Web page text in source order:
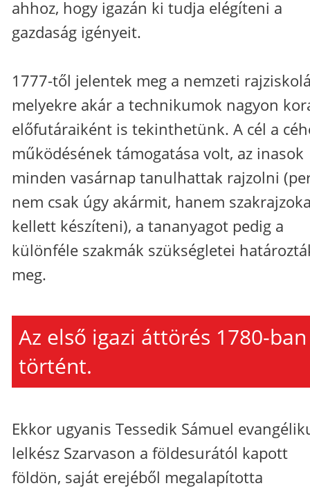
ahhoz, hogy igazán ki tudja elégíteni a
gazdaság igényeit.
1777-től jelentek meg a nemzeti
melyekre akár a technikumok nagyon
előfutáraiként is tekinthetünk. A cél a
működésének támogatása volt, az inasok
minden vasárnap tanulhattak rajzolni
nem csak úgy akármit, hanem
kellett készíteni), a tananyagot pedig a
különféle szakmák szükségletei
meg.
Az első igazi áttörés 1780-ban
történt.
Ekkor ugyanis Tessedik Sámuel
lelkész Szarvason a földesurától kapott
földön, saját erejéből megalapította